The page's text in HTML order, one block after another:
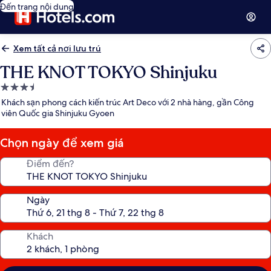
Đến trang nội dung
Xem tất cả nơi lưu trú
THE KNOT TOKYO Shinjuku
Nơi
lưu
trú
3.5
sao
Khách sạn phong cách kiến trúc Art Deco với 2 nhà hàng, gần Công
viên Quốc gia Shinjuku Gyoen
Chọn ngày để xem giá
Điểm đến?
Ngày
Khách